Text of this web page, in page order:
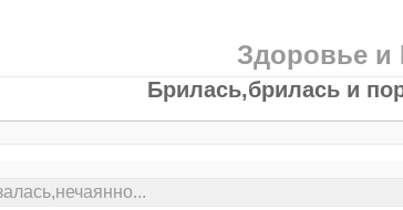
Здоровье и
Брилась,брилась и